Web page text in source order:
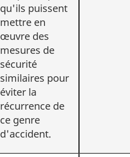
qu'ils puissent
mettre en
œuvre des
mesures de
sécurité
similaires pour
éviter la
récurrence de
ce genre
d'accident.